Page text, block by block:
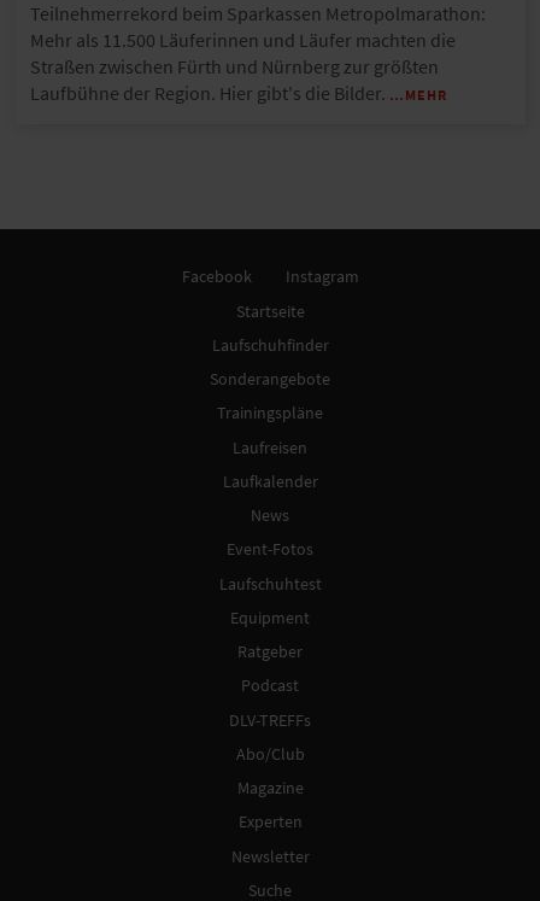
Teilnehmerrekord beim Sparkassen Metropolmarathon:
Mehr als 11.500 Läuferinnen und Läufer machten die
Straßen zwischen Fürth und Nürnberg zur größten
Laufbühne der Region. Hier gibt's die Bilder. …MEHR
Facebook
Instagram
Startseite
Laufschuhfinder
Sonderangebote
Trainingspläne
Laufreisen
Laufkalender
News
Event-Fotos
Laufschuhtest
Equipment
Ratgeber
Podcast
DLV-TREFFs
Abo/Club
Magazine
Experten
Newsletter
Suche